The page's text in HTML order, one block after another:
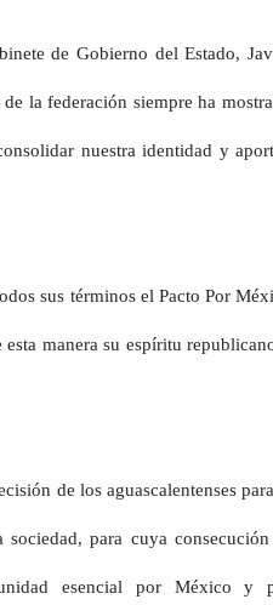
de Gobierno del Estado,
la federación siempre ha
nuestra identidad y
sus términos el Pacto Por
manera su espíritu
de los aguascalentenses
para cuya consecución
esencial por México y